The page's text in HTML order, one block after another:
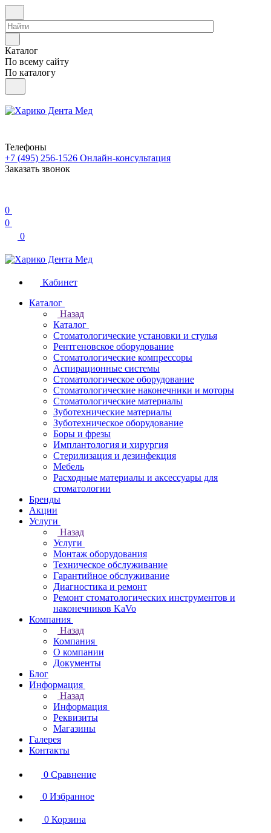
Каталог
По всему сайту
По каталогу
Телефоны
+7 (495) 256-1526 Онлайн-консультация
Заказать звонок
0
0
0
Кабинет
Каталог
Назад
Каталог
Стоматологические установки и стулья
Рентгеновское оборудование
Стоматологические компрессоры
Аспирационные системы
Стоматологическое оборудование
Стоматологические наконечники и моторы
Стоматологические материалы
Зуботехнические материалы
Зуботехническое оборудование
Боры и фрезы
Имплантология и хирургия
Стерилизация и дезинфекция
Мебель
Расходные материалы и аксессуары для
стоматологии
Бренды
Акции
Услуги
Назад
Услуги
Монтаж оборудования
Техническое обслуживание
Гарантийное обслуживание
Диагностика и ремонт
Ремонт стоматологических инструментов и
наконечников KaVo
Компания
Назад
Компания
О компании
Документы
Блог
Информация
Назад
Информация
Реквизиты
Магазины
Галерея
Контакты
0 Сравнение
0 Избранное
0 Корзина